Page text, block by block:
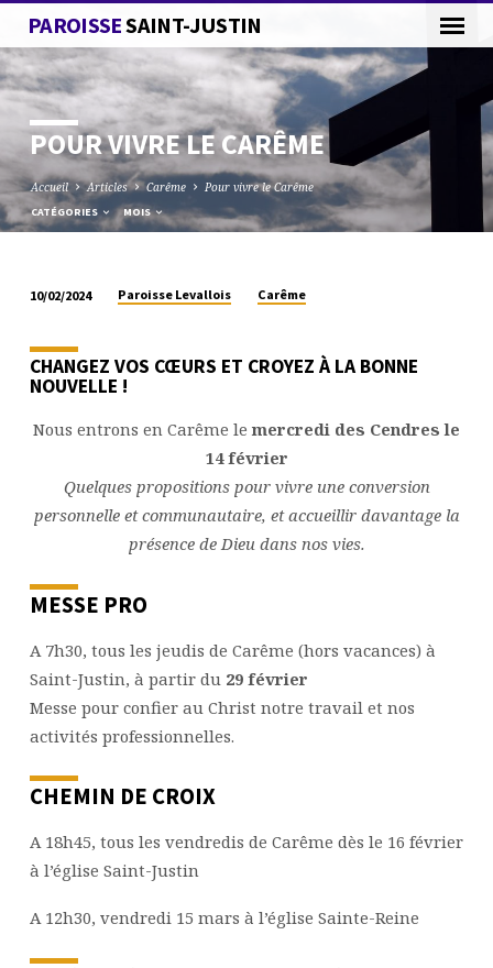
PAROISSESAINT-JUSTIN
POUR VIVRE LE CARÊME
Accueil Articles Carême Pour vivre le Carême
CATÉGORIES MOIS
VIVRE
LE
CARÊME
10/02/2024 Paroisse Levallois Carême
CHANGEZ VOS CŒURS ET CROYEZ À LA BONNE
NOUVELLE !
Nous entrons en Carême lemercredi des Cendres le
14 février
Quelques propositions pour vivre une conversion
personnelle et communautaire, et accueillir davantage la
présence de Dieu dans nos vies.
MESSE PRO
A 7h30, tous les jeudis de Carême (hors vacances) à
Saint-Justin, à partir du 29 février
Messe pour confier au Christ notre travail et nos
activités professionnelles.
CHEMIN DE CROIX
A 18h45, tous les vendredis de Carême dès le 16 février
à l’église Saint-Justin
A 12h30, vendredi 15 mars à l’église Sainte-Reine